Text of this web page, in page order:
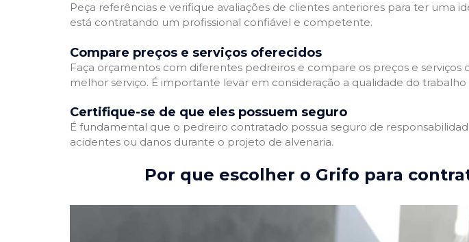
Peça referências e verifique avaliações de clientes anteriores para ter uma
está contratando um profissional confiável e competente.
Compare preços e serviços oferecidos
Faça orçamentos com diferentes pedreiros e compare os preços e
melhor serviço. É importante levar em consideração a qualidade do
Certifique-se de que eles possuem seguro
É fundamental que o pedreiro contratado possua seguro de
acidentes ou danos durante o projeto de alvenaria.
Por que escolher o Grifo para